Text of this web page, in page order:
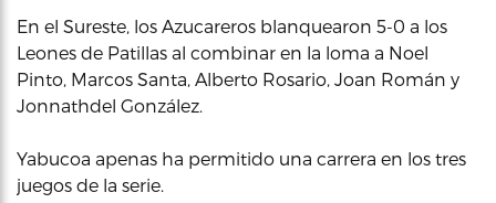
En el Sureste, los Azucareros blanquearon 5-0 a los
Leones de Patillas al combinar en la loma a Noel
Pinto, Marcos Santa, Alberto Rosario, Joan Román y
Jonnathdel González.
Yabucoa apenas ha permitido una carrera en los tres
juegos de la serie.